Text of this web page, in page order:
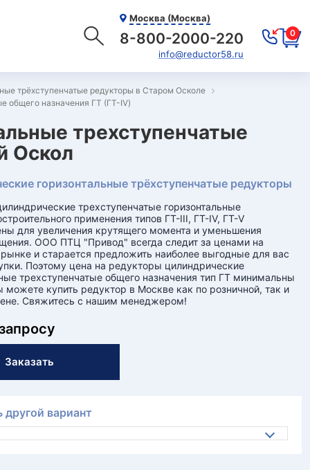
Москва (Москва)
8-800-2000-220
info@reductor58.ru
0
трёхступенчатые редукторы в Старом Осколе
общего назначения ГТ (ГТ-IV)
трехступенчатые
Оскол
горизонтальные трёхступенчатые редукторы
трехступенчатые горизонтальные
применения типов ГТ-III, ГТ-IV, ГТ-V
для увеличения крутящего момента и уменьшения
ООО ПТЦ "Привод" всегда следит за ценами на
и старается предложить наиболее выгодные для вас
Поэтому цена на редукторы цилиндрические
трехступенчатые общего назначения тип ГТ минимальны
можете купить редуктор в Москве как по розничной, так и
Свяжитесь с нашим менеджером!
Заказать
другой вариант